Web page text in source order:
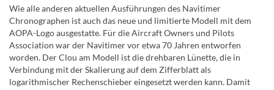
Wie alle anderen aktuellen Ausführungen des Navitimer
Chronographen ist auch das neue und limitierte Modell mit dem
AOPA-Logo ausgestatte. Für die Aircraft Owners und Pilots
Association war der Navitimer vor etwa 70 Jahren entworfen
worden. Der Clou am Modell ist die drehbaren Lünette, die in
Verbindung mit der Skalierung auf dem Zifferblatt als
logarithmischer Rechenschieber eingesetzt werden kann. Damit